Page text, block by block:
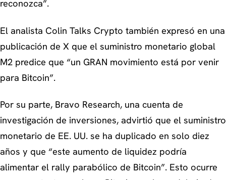
reconozca”.
El analista Colin Talks Crypto también expresó en una
publicación de X que el suministro monetario global
M2 predice que “un GRAN movimiento está por venir
para Bitcoin”.
Por su parte, Bravo Research, una cuenta de
investigación de inversiones, advirtió que el suministro
monetario de EE. UU. se ha duplicado en solo diez
años y que “este aumento de liquidez podría
alimentar el rally parabólico de Bitcoin”. Esto ocurre